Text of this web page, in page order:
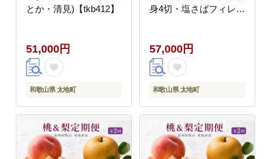
とか・清見)【tkb412】
51,000円
和歌山県 太地町
身4切・塩さばフィレ4
魚 海鮮 焼き魚 ご飯の
おとも おかず
【tkb417】
57,000円
和歌山県 太地町